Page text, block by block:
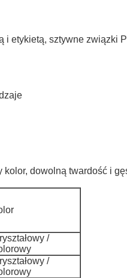
etykietą, sztywne związki
dowolną twardość i
/
/